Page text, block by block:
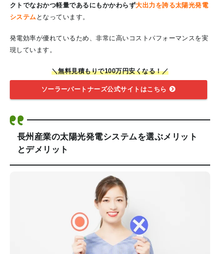
クトでなおかつ軽量であるにもかかわらず大出力を誇る太陽光発電
システム となっています。
発電効率が優れているため、非常に高いコストパフォーマンスを実
現しています。
＼無料見積もりで100万円安くなる！／
ソーラーパートナーズ公式サイトはこちら
長州産業の太陽光発電システムを選ぶメリット
とデメリット